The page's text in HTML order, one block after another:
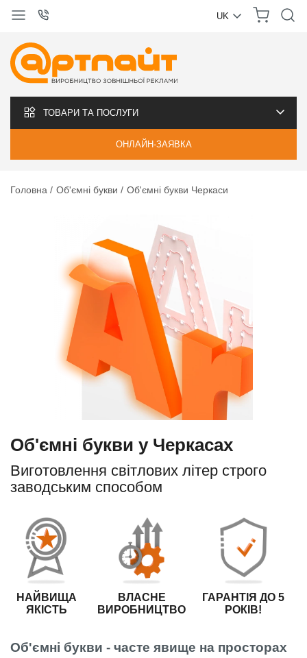
UK
ТОВАРИ ТА ПОСЛУГИ
ОНЛАЙН-ЗАЯВКА
Головна Об'ємні букви Об'ємні букви Черкаси
Об'ємні букви у Черкасах
Виготовлення світлових літер строго
заводським способом
НАЙВИЩА
ЯКІСТЬ
ВЛАСНЕ
ВИРОБНИЦТВО
ГАРАНТІЯ ДО 5
РОКІВ!
Об'ємні букви - часте явище на просторах